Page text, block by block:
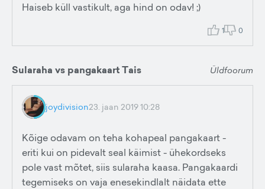
Haiseb küll vastikult, aga hind on odav! ;)
1 0
Sularaha vs pangakaart Tais Üldfoorum
joydivision23. jaan 2019 10:28
Kõige odavam on teha kohapeal pangakaart -
eriti kui on pidevalt seal käimist - ühekordseks
pole vast mõtet, siis sularaha kaasa. Pangakaardi
tegemiseks on vaja enesekindlalt näidata ette